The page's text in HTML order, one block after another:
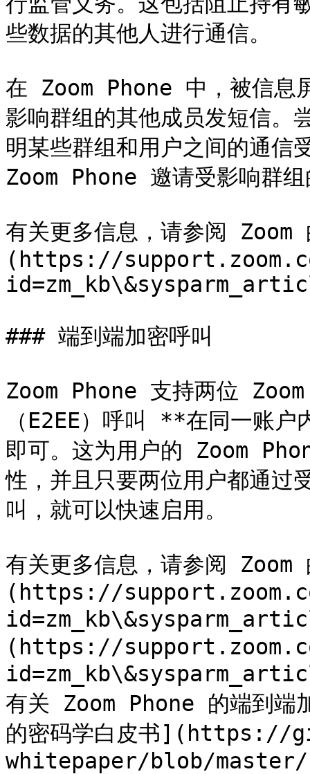
些数据的其他人进行通信。
在 Zoom Phone 中，被信息
影响群组的其他成员发短信。
明某些群组和用户之间的通信
Zoom Phone 邀请受影响群
有关更多信息，请参阅
(https://
### 端到端加密呼叫
Zoom Phone 支持两位
（E2EE）呼叫 **在同一账
即可。这为用户的 Zoom
性，并且只要两位用户都通过
叫，就可以快速启用。
有关更多信息，请参阅
(https://
(https://
有关 Zoom Phone 的端到端
的密码学白皮书](https://
whitepaper/blob/master/